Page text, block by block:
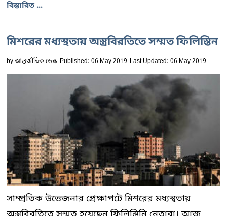
বিস্তারিত ...
মিশরের মধ্যস্থতায় অস্ত্রবিরতিতে সম্মত ফিলিস্তিন
byআন্তর্জাতিক ডেস্ক Published: 06 May 2019 Last Updated: 06 May 2019
সাম্প্রতিক উত্তেজনার প্রেক্ষাপটে মিশরের মধ্যস্থতায়